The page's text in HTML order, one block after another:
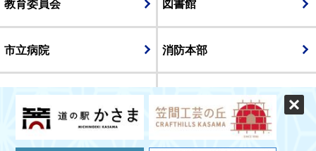
教育委員会 図書館
市立病院 消防本部
議会
表示 スマートフォン版 パソコン版